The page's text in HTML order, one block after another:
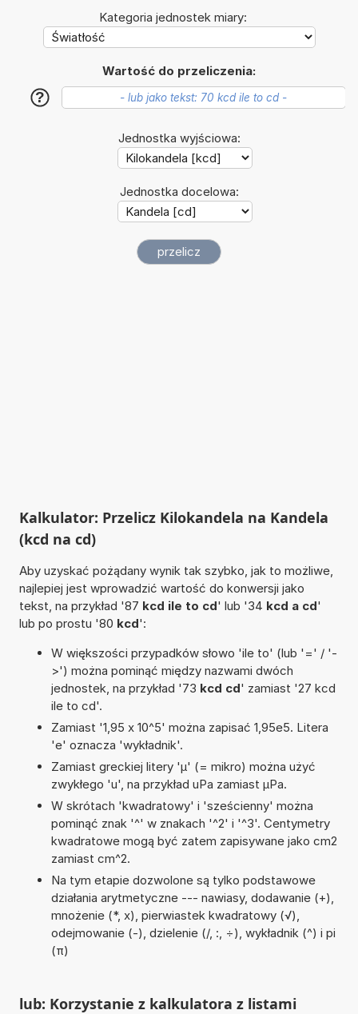
Kategoria jednostek miary:
Wartość do przeliczenia:
?
Jednostka wyjściowa:
Jednostka docelowa:
Kalkulator: Przelicz Kilokandela na Kandela
(kcd na cd)
Aby uzyskać pożądany wynik tak szybko, jak to możliwe,
najlepiej jest wprowadzić wartość do konwersji jako
tekst, na przykład '87 kcd ile to cd' lub '34 kcd a cd'
lub po prostu '80 kcd':
W większości przypadków słowo 'ile to' (lub '=' / '-
>') można pominąć między nazwami dwóch
jednostek, na przykład '73 kcd cd' zamiast '27 kcd
ile to cd'.
Zamiast '1,95 x 10^5' można zapisać 1,95e5. Litera
'e' oznacza 'wykładnik'.
Zamiast greckiej litery 'µ' (= mikro) można użyć
zwykłego 'u', na przykład uPa zamiast µPa.
W skrótach 'kwadratowy' i 'sześcienny' można
pominąć znak '^' w znakach '^2' i '^3'. Centymetry
kwadratowe mogą być zatem zapisywane jako cm2
zamiast cm^2.
Na tym etapie dozwolone są tylko podstawowe
działania arytmetyczne --- nawiasy, dodawanie (+),
mnożenie (*, x), pierwiastek kwadratowy (√),
odejmowanie (-), dzielenie (/, :, ÷), wykładnik (^) i pi
(π)
lub: Korzystanie z kalkulatora z listami